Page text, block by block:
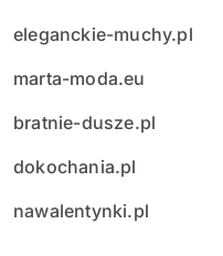
eleganckie-muchy.pl
marta-moda.eu
bratnie-dusze.pl
dokochania.pl
nawalentynki.pl